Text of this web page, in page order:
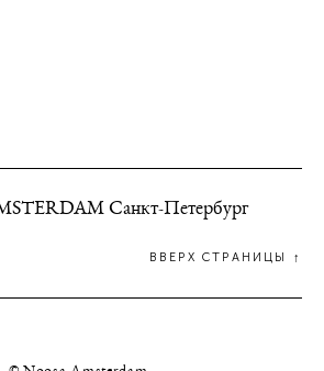
Санкт-Петербург
ВВЕРХ СТРАНИЦЫ ↑